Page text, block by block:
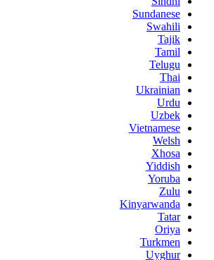
Sundanese
Swahili
Tajik
Tamil
Telugu
Thai
Ukrainian
Urdu
Uzbek
Vietnamese
Welsh
Xhosa
Yiddish
Yoruba
Zulu
Kinyarwanda
Tatar
Oriya
Turkmen
Uyghur